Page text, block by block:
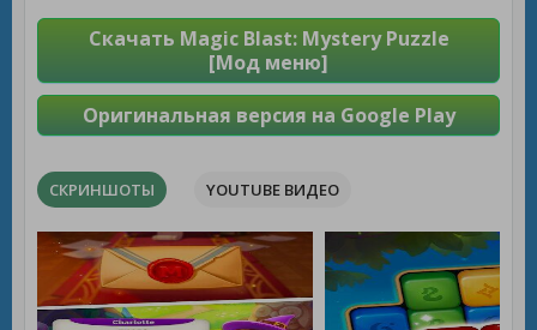
Скачать Magic Blast: Mystery Puzzle
[Мод меню]
Оригинальная версия на Google Play
СКРИНШОТЫ YOUTUBE ВИДЕО